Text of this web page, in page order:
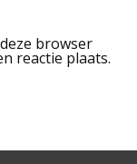
browser
reactie plaats.